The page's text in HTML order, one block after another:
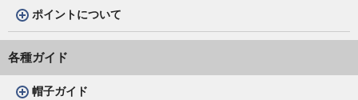
ポイントについて
各種ガイド
帽子ガイド